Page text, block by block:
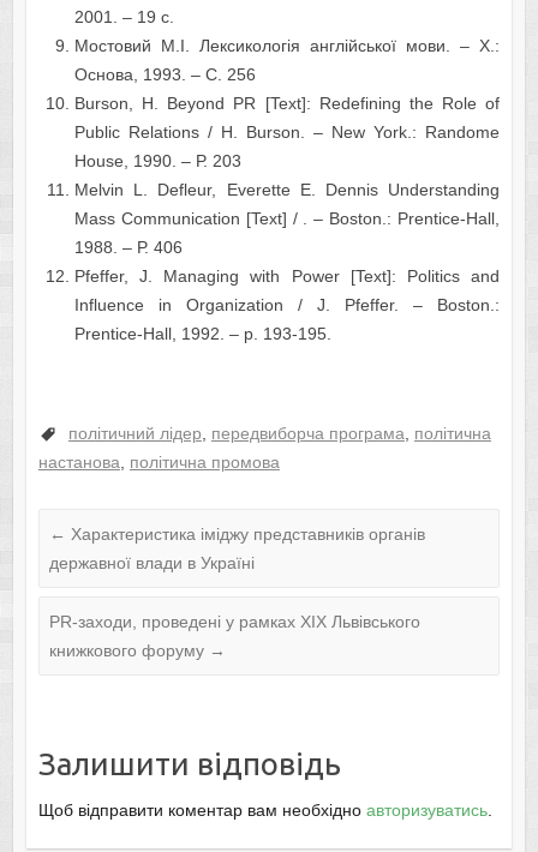
2001. – 19 с.
Мостовий М.І. Лексикологія англійської мови. – Х.:
Основа, 1993. – С. 256
Burson, H. Beyond PR [Text]: Redefining the Role of
Public Relations / H. Burson. – New York.: Randome
House, 1990. – Р. 203
Melvin L. Defleur, Everette E. Dennis Understanding
Mass Communication [Text] / . – Boston.: Prentice-Hall,
1988. – Р. 406
Pfeffer, J. Managing with Power [Text]: Politics and
Influence in Organization / J. Pfeffer. – Boston.:
Prentice-Hall, 1992. – p. 193-195.
політичний лідер, передвиборча програма, політична
настанова, політична промова
← Хaрaктеристикa іміджу предстaвників оргaнів
держaвної влaди в Укрaїні
PR-заходи, проведені у рамках XIX Львівського
книжкового форуму →
Залишити відповідь
Щоб відправити коментар вам необхідно авторизуватись.